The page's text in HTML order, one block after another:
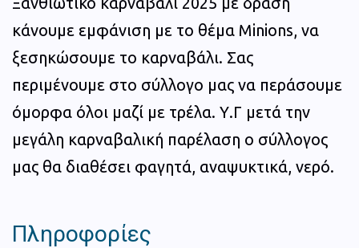
κάνουμε εμφάνιση με το θέμα Minions, να
ξεσηκώσουμε το καρναβάλι. Σας
περιμένουμε στο σύλλογο μας να περάσουμε
όμορφα όλοι μαζί με τρέλα. Υ.Γ μετά την
μεγάλη καρναβαλική παρέλαση ο σύλλογος
μας θα διαθέσει φαγητά, αναψυκτικά, νερό.
Πληροφορίες